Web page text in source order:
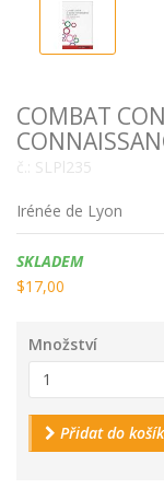
COMBAT
č.: SLPl235
Irénée de Lyon
Dostupnost:
SKLADEM
$17,00
Množství
Přidat do